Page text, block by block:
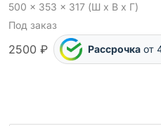
500 x 353 x 317 (Ш x В x Г)
Под заказ
2500 ₽ Рассрочка от